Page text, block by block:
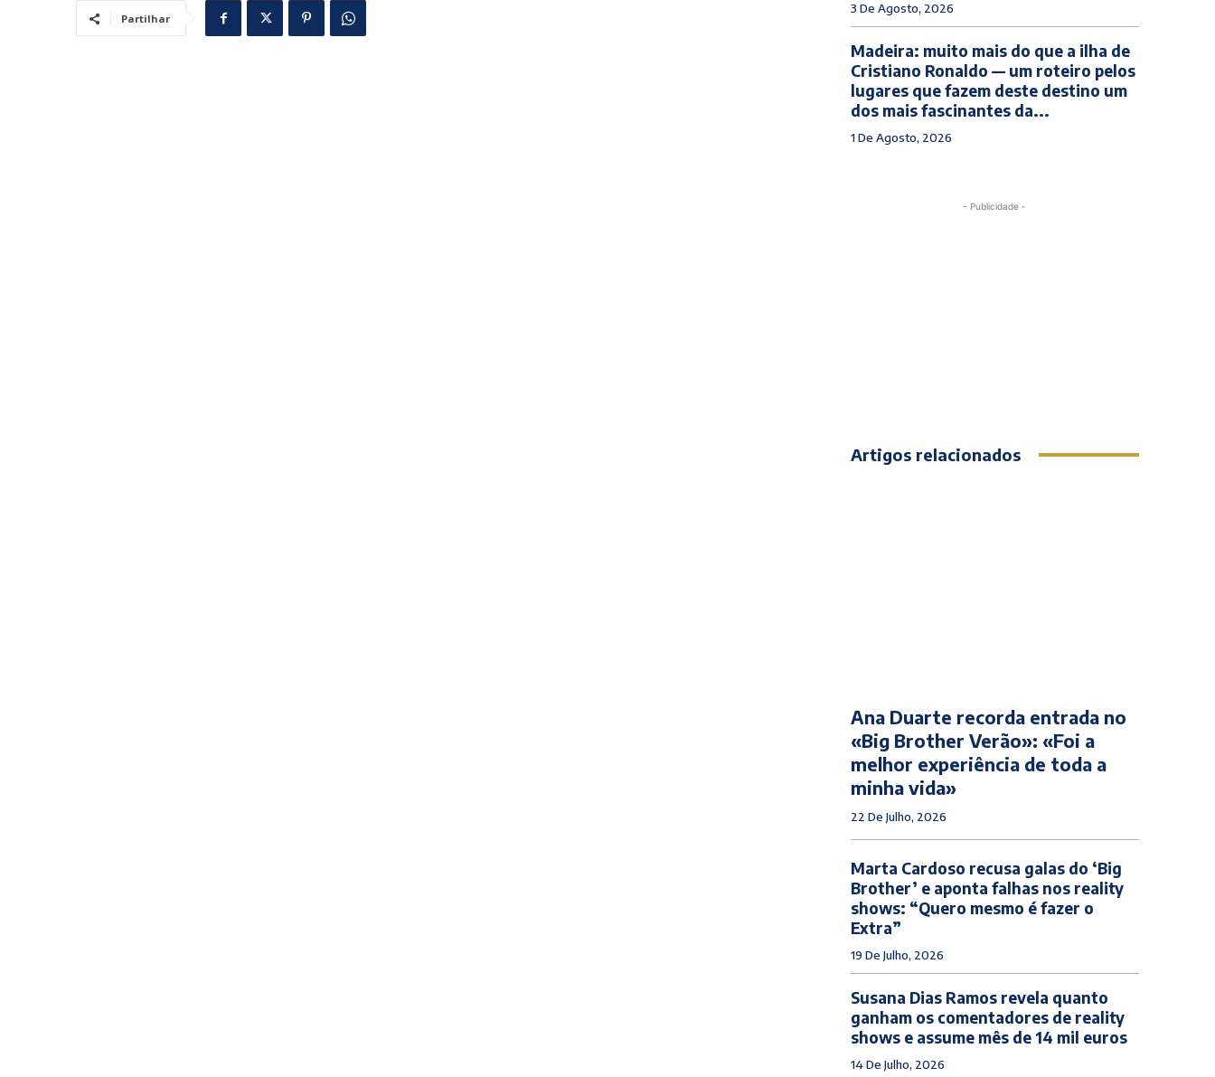
Partilhar
3 De Agosto, 2026
Madeira: muito mais do que a ilha de
Cristiano Ronaldo — um roteiro pelos
lugares que fazem deste destino um
dos mais fascinantes da...
1 De Agosto, 2026
- Publicidade -
Artigos relacionados
Ana Duarte recorda entrada no
«Big Brother Verão»: «Foi a
melhor experiência de toda a
minha vida»
22 De Julho, 2026
Marta Cardoso recusa galas do ‘Big
Brother’ e aponta falhas nos reality
shows: “Quero mesmo é fazer o
Extra”
19 De Julho, 2026
Susana Dias Ramos revela quanto
ganham os comentadores de reality
shows e assume mês de 14 mil euros
14 De Julho, 2026